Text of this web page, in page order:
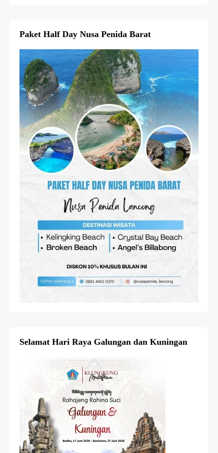
Paket Half Day Nusa Penida Barat
Selamat Hari Raya Galungan dan Kuningan